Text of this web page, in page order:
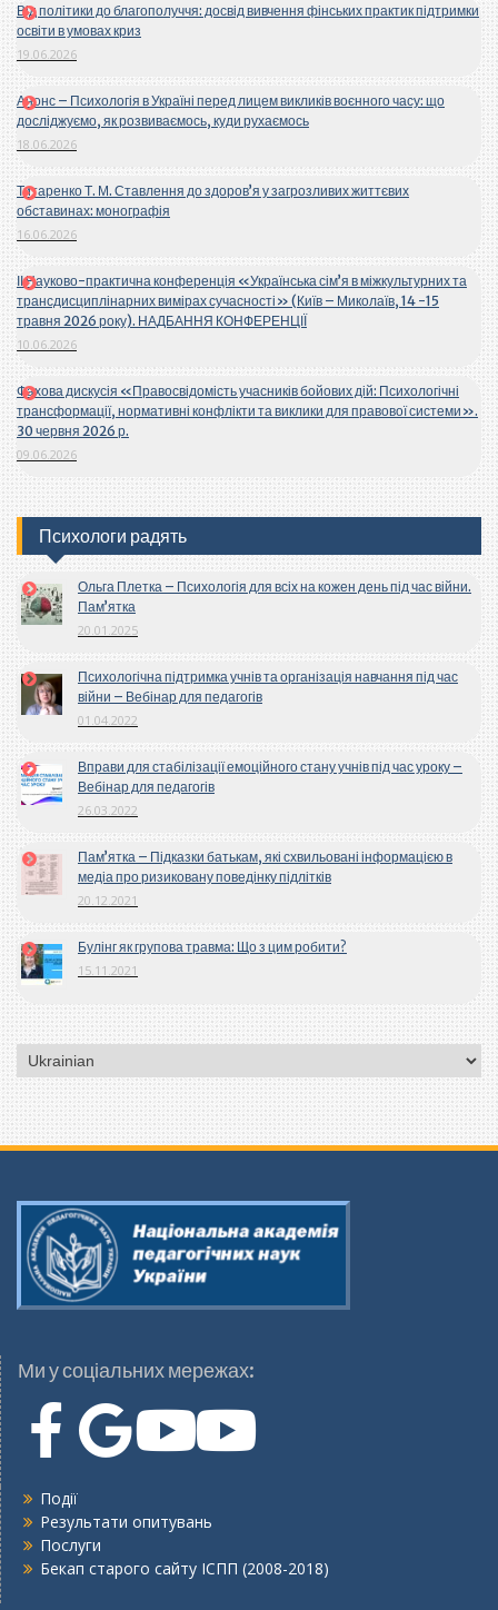
Від політики до благополуччя: досвід вивчення фінських практик підтримки
освіти в умовах криз
19.06.2026
Анонс – Психологія в Україні перед лицем викликів воєнного часу: що
досліджуємо, як розвиваємось, куди рухаємось
18.06.2026
Титаренко Т. М. Ставлення до здоров’я у загрозливих життєвих
обставинах: монографія
16.06.2026
ІІ Науково-практична конференція «Українська сім’я в міжкультурних та
трансдисциплінарних вимірах сучасності» (Київ – Миколаїв, 14 -15
травня 2026 року). НАДБАННЯ КОНФЕРЕНЦІЇ
10.06.2026
Фахова дискусія «Правосвідомість учасників бойових дій: Психологічні
трансформації, нормативні конфлікти та виклики для правової системи».
30 червня 2026 р.
09.06.2026
Психологи радять
Ольга Плетка – Психологія для всіх на кожен день під час війни.
Пам’ятка
20.01.2025
Психологічна підтримка учнів та організація навчання під час
війни – Вебінар для педагогів
01.04.2022
Вправи для стабілізації емоційного стану учнів під час уроку –
Вебінар для педагогів
26.03.2022
Пам’ятка – Підказки батькам, які схвильовані інформацією в
медіа про ризиковану поведінку підлітків
20.12.2021
Булінг як групова травма: Що з цим робити?
15.11.2021
Ми у соціальних мережах:
Події
Результати опитувань
Послуги
Бекап старого сайту ІСПП (2008-2018)